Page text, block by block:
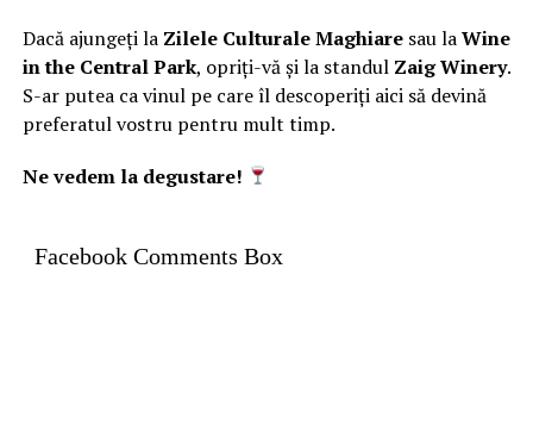
Dacă ajungeți la Zilele Culturale Maghiaresau laWine
in the Central Park, opriți-vă și la standul Zaig Winery.
S-ar putea ca vinul pe care îl descoperiți aici să devină
preferatul vostru pentru mult timp.
Ne vedem la degustare!
Facebook Comments Box